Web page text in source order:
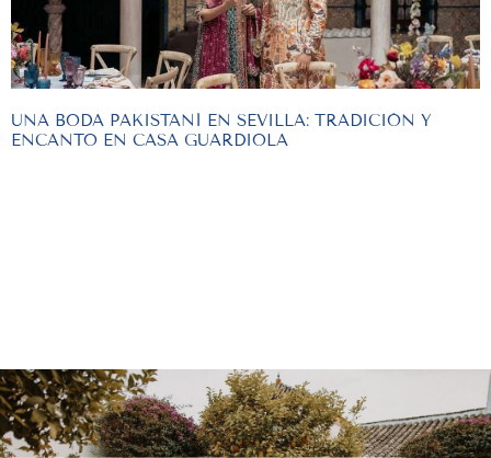
UNA BODA PAKISTANÍ EN SEVILLA: TRADICIÓN Y
ENCANTO EN CASA GUARDIOLA